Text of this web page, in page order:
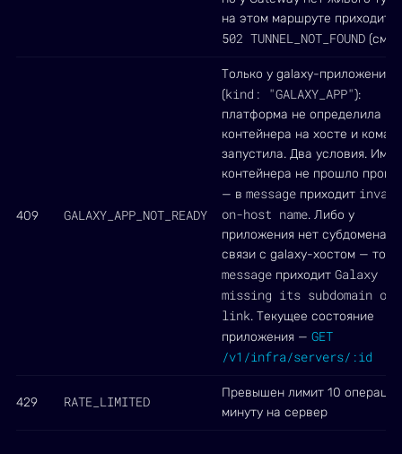
на этом маршруте приходит
502 TUNNEL_NOT_FOUND (см.
409 GALAXY_APP_NOT_READY
Только у galaxy-приложения
(kind: "GALAXY_APP"):
платформа не определила
контейнера на хосте и
запустила. Два условия. Имя
контейнера не прошло
— в message приходит
on-host name. Либо у
приложения нет субдомена
связи с galaxy-хостом —
message приходит Galaxy
missing its subdomain or
link. Текущее состояние
приложения — GET
/v1/infra/servers/:id
429 RATE_LIMITED
Превышен лимит 10
минуту на сервер